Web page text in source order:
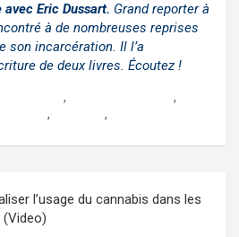
Eric Dussart. Grand reporter à
à de nombreuses reprises
son incarcération. Il l’a
de deux livres. Écoutez !
,
,
, ,
l’usage du cannabis dans les